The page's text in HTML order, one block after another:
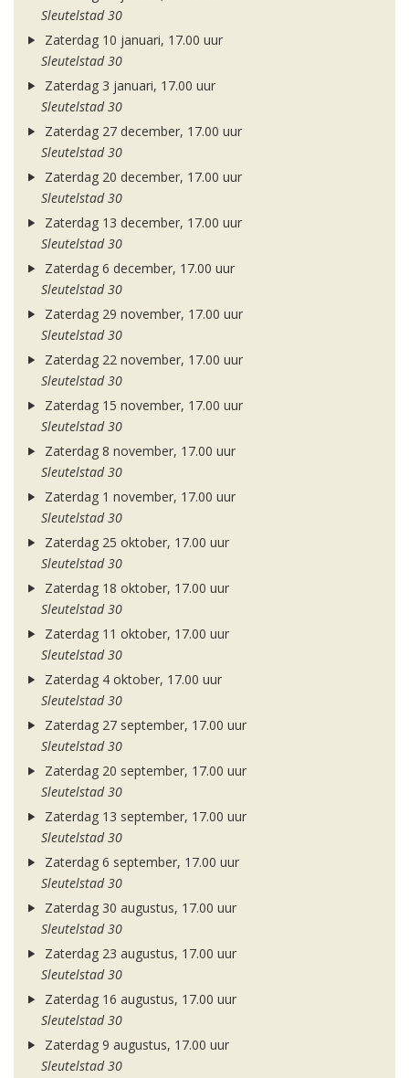
Sleutelstad 30
Zaterdag 10 januari, 17.00 uur
Sleutelstad 30
Zaterdag 3 januari, 17.00 uur
Sleutelstad 30
Zaterdag 27 december, 17.00 uur
Sleutelstad 30
Zaterdag 20 december, 17.00 uur
Sleutelstad 30
Zaterdag 13 december, 17.00 uur
Sleutelstad 30
Zaterdag 6 december, 17.00 uur
Sleutelstad 30
Zaterdag 29 november, 17.00 uur
Sleutelstad 30
Zaterdag 22 november, 17.00 uur
Sleutelstad 30
Zaterdag 15 november, 17.00 uur
Sleutelstad 30
Zaterdag 8 november, 17.00 uur
Sleutelstad 30
Zaterdag 1 november, 17.00 uur
Sleutelstad 30
Zaterdag 25 oktober, 17.00 uur
Sleutelstad 30
Zaterdag 18 oktober, 17.00 uur
Sleutelstad 30
Zaterdag 11 oktober, 17.00 uur
Sleutelstad 30
Zaterdag 4 oktober, 17.00 uur
Sleutelstad 30
Zaterdag 27 september, 17.00 uur
Sleutelstad 30
Zaterdag 20 september, 17.00 uur
Sleutelstad 30
Zaterdag 13 september, 17.00 uur
Sleutelstad 30
Zaterdag 6 september, 17.00 uur
Sleutelstad 30
Zaterdag 30 augustus, 17.00 uur
Sleutelstad 30
Zaterdag 23 augustus, 17.00 uur
Sleutelstad 30
Zaterdag 16 augustus, 17.00 uur
Sleutelstad 30
Zaterdag 9 augustus, 17.00 uur
Sleutelstad 30